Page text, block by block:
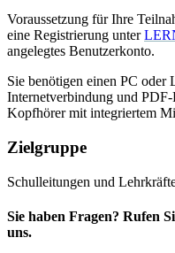
Voraussetzung für Ihre
eine Registrierung unter
angelegtes Benutzerkonto.
Sie benötigen einen PC oder
Internetverbindung und PDF-
Kopfhörer mit integriertem
Zielgruppe
Schulleitungen und
Sie haben Fragen? Rufen
uns.